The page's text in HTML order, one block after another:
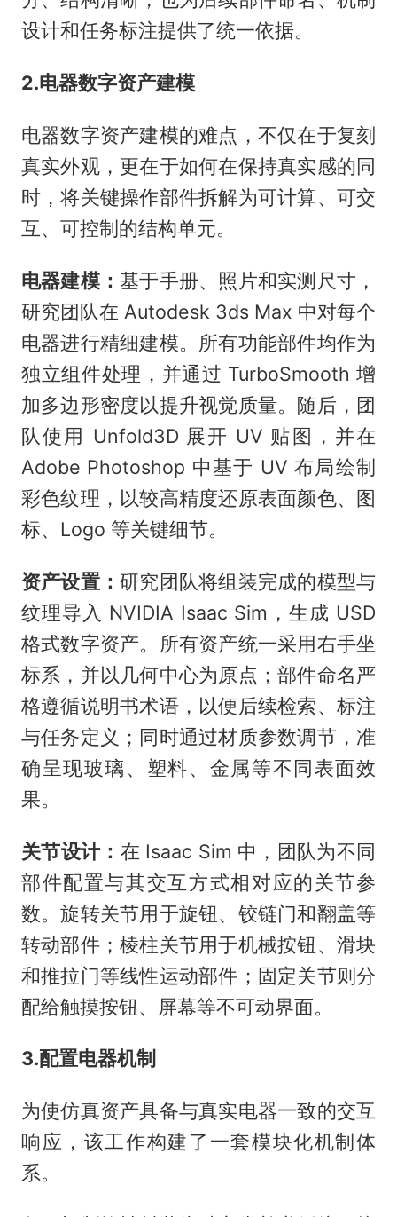
设计和任务标注提供了统一依据。
2.电器数字资产建模
电器数字资产建模的难点，不仅在于复刻
真实外观，更在于如何在保持真实感的同
时，将关键操作部件拆解为可计算、可交
互、可控制的结构单元。
电器建模： 基于手册、照片和实测尺寸，
研究团队在 Autodesk 3ds Max 中对每个
电器进行精细建模。所有功能部件均作为
独立组件处理，并通过 TurboSmooth 增
加多边形密度以提升视觉质量。随后，团
队使用 Unfold3D 展开 UV 贴图，并在
Adobe Photoshop 中基于 UV 布局绘制
彩色纹理，以较高精度还原表面颜色、图
标、Logo 等关键细节。
资产设置：研究团队将组装完成的模型与
纹理导入 NVIDIA Isaac Sim，生成 USD
格式数字资产。所有资产统一采用右手坐
标系，并以几何中心为原点；部件命名严
格遵循说明书术语，以便后续检索、标注
与任务定义；同时通过材质参数调节，准
确呈现玻璃、塑料、金属等不同表面效
果。
关节设计： 在 Isaac Sim 中，团队为不同
部件配置与其交互方式相对应的关节参
数。旋转关节用于旋钮、铰链门和翻盖等
转动部件；棱柱关节用于机械按钮、滑块
和推拉门等线性运动部件；固定关节则分
配给触摸按钮、屏幕等不可动界面。
3.配置电器机制
为使仿真资产具备与真实电器一致的交互
响应，该工作构建了一套模块化机制体
系。